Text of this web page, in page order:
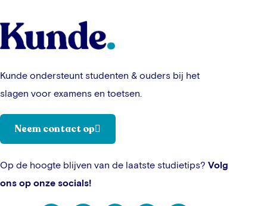
Kunde ondersteunt studenten & ouders bij het
slagen voor examens en toetsen.
Neem contact op
Op de hoogte blijven van de laatste studietips? Volg
ons op onze socials!